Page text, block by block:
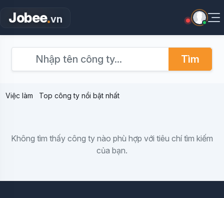
Jobee.vn
Tìm
Việc làm Top công ty nổi bật nhất
Không tìm thấy công ty nào phù hợp với tiêu chí tìm kiếm
của bạn.